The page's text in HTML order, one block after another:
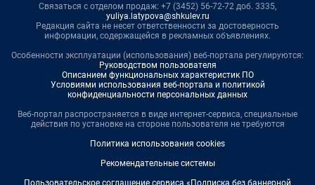
Связаться с отделом продаж: +7 (3452) 56-72-72 доб. 3335,
yuliya.latypova@shkulev.ru
Редакция сайта не несет ответственности за достоверность
информации, содержащейся в рекламных объявлениях.
Особенности эксплуатации (использования) веб-портала регулируются:
Руководством пользователя
Описанием функциональных характеристик ПО
Условиями использования веб-портала и политикой
конфиденциальности персональных данных
Веб-портал распространяется в виде интернет-сервиса, специальные
действия по установке на стороне пользователя не требуются
Политика использования cookies
Рекомендательные системы
Пользовательское соглашение сервиса «Подписка без баннерной